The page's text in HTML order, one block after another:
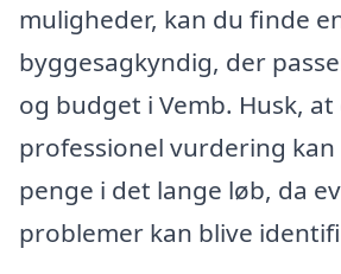
muligheder, kan du finde
byggesagkyndig, der
og budget i Vemb. Husk, at
professionel vurdering
penge i det lange løb, da
problemer kan blive